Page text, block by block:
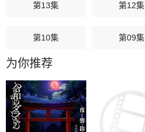
第13集 第12集
第10集 第09集
第07集
第04集
为你推荐